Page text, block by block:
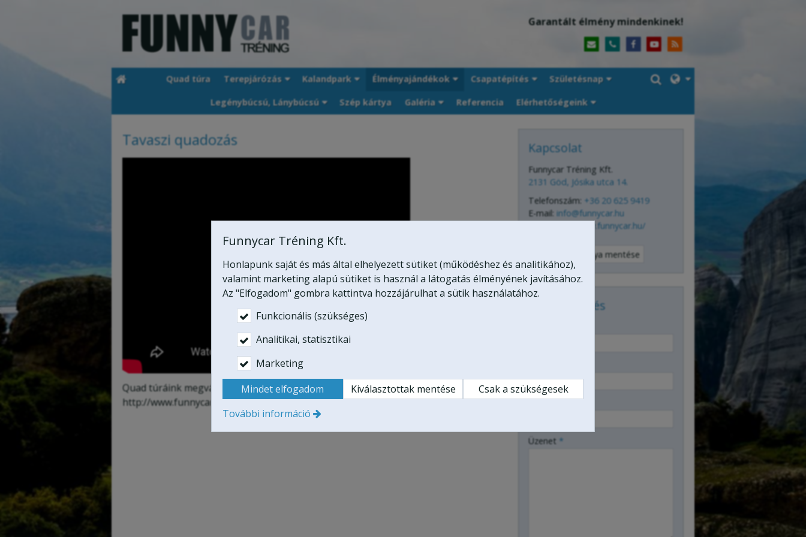
Garantált élmény mindenkinek!
Quad túra Terepjárózás Kalandpark Élményajándékok Csapatépítés Születésnap
Legénybúcsú, Lánybúcsú Szép kártya Galéria Referencia Elérhetőségeink
Tavaszi quadozás
Quad túráink megvásárolhatóak élményajándék utalvány formájában.
http://www.funnycar.hu/quadtura
Kapcsolat
Funnycar Tréning Kft.
2131 Göd, Jósika utca 14.
Telefonszám: +36 20 625 9419
E-mail: info@funnycar.hu
http://www.funnycar.hu/
Névjegykártya mentése
Üzenetküldés
-
-
Üzenet *
Funnycar Tréning Kft.
Honlapunk saját és más által elhelyezett sütiket (működéshez és analitikához),
valamint marketing alapú sütiket is használ a látogatás élményének javításához.
Az "Elfogadom" gombra kattintva hozzájárulhat a sütik használatához.
Funkcionális (szükséges)
Analitikai, statisztikai
Marketing
Mindet elfogadom
Kiválasztottak mentése
Csak a szükségesek
További információ